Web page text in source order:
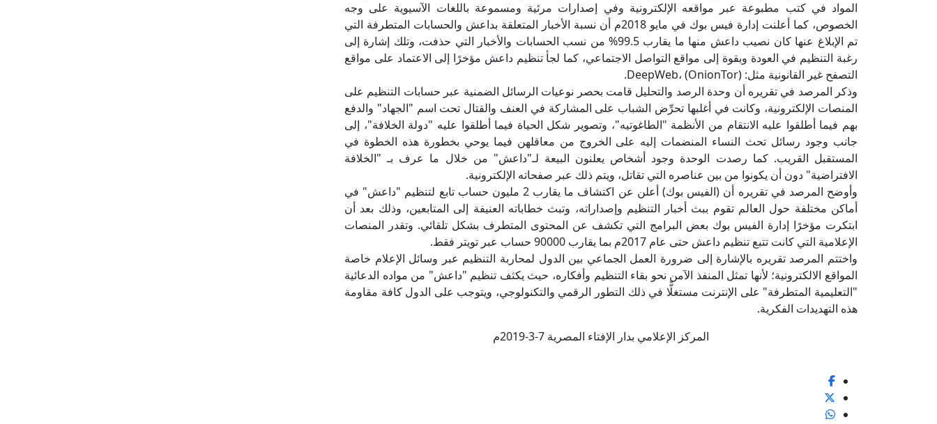
المواد في كتب مطبوعة عبر مواقعه الإلكترونية وفي إصدارات مرئية ومسموعة باللغات الآسيوية على وجه
الخصوص، كما أعلنت إدارة فيس بوك في مايو 2018م أن نسبة الأخبار المتعلقة بداعش والحسابات المتطرفة التي
تم الإبلاغ عنها كان نصيب داعش منها ما يقارب 99.5% من نسب الحسابات والأخبار التي حذفت، وتلك إشارة إلى
رغبة التنظيم في العودة وبقوة إلى مواقع التواصل الاجتماعي، كما لجأ تنظيم داعش مؤخرًا إلى الاعتماد على مواقع
التصفح غير القانونية مثل: (DeepWeb، (OnionTor.
وذكر المرصد في تقريره أن وحدة الرصد والتحليل قامت بحصر نوعيات الرسائل الضمنية عبر حسابات التنظيم على
المنصات الإلكترونية، وكانت في أغلبها تحرِّض الشباب على المشاركة في العنف والقتال تحت اسم "الجهاد" والدفع
بهم فيما أطلقوا عليه الانتقام من الأنظمة "الطاغوتيه"، وتصوير شكل الحياة فيما أطلقوا عليه "دولة الخلافة"، إلى
جانب وجود رسائل تحث النساء المنضمات إليه على الخروج من معاقلهن فيما يوحي بخطورة هذه الخطوة في
المستقبل القريب. كما رصدت الوحدة وجود أشخاص يعلنون البيعة لـ"داعش" من خلال ما عرف بـ "الخلافة
الافتراضية" دون أن يكونوا من بين عناصره التي تقاتل، ويتم ذلك عبر صفحاته الإلكترونية.
وأوضح المرصد في تقريره أن (الفيس بوك) أعلن عن اكتشاف ما يقارب 2 مليون حساب تابع لتنظيم "داعش" في
أماكن مختلفة حول العالم تقوم ببث أخبار التنظيم وإصداراته، وتبث خطاباته العنيفة إلى المتابعين، وذلك بعد أن
ابتكرت مؤخرًا إدارة الفيس بوك بعض البرامج التي تكشف عن المحتوى المتطرف بشكل تلقائي. وتقدر المنصات
الإعلامية التي كانت تتبع تنظيم داعش حتى عام 2017م بما يقارب 90000 حساب عبر تويتر فقط.
واختتم المرصد تقريره بالإشارة إلى ضرورة العمل الجماعي بين الدول لمحاربة التنظيم عبر وسائل الإعلام خاصة
المواقع الالكترونية؛ لأنها تمثل المنفذ الآمن نحو بقاء التنظيم وأفكاره، حيث يكثف تنظيم "داعش" من مواده الدعائية
"التعليمية المتطرفة" على الإنترنت مستغلًّا في ذلك التطور الرقمي والتكنولوجي، ويتوجب على الدول كافة مقاومة
هذه التهديدات الفكرية.
المركز الإعلامي بدار الإفتاء المصرية 7-3-2019م